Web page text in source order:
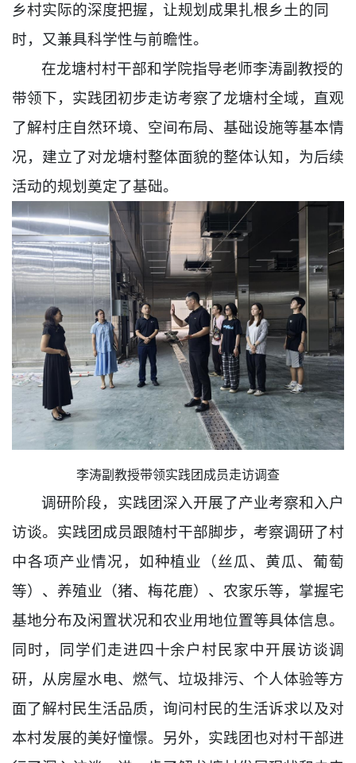
乡村实际的深度把握，让规划成果扎根乡土的同
时，又兼具科学性与前瞻性。
在龙塘村村干部和学院指导老师李涛副教授的
带领下，实践团初步走访考察了龙塘村全域，直观
了解村庄自然环境、空间布局、基础设施等基本情
况，建立了对龙塘村整体面貌的整体认知，为后续
活动的规划奠定了基础。
李涛副教授带领实践团成员走访调查
调研阶段，实践团深入开展了产业考察和入户
访谈。实践团成员跟随村干部脚步，考察调研了村
中各项产业情况，如种植业（丝瓜、黄瓜、葡萄
等）、养殖业（猪、梅花鹿）、农家乐等，掌握宅
基地分布及闲置状况和农业用地位置等具体信息。
同时，同学们走进四十余户村民家中开展访谈调
研，从房屋水电、燃气、垃圾排污、个人体验等方
面了解村民生活品质，询问村民的生活诉求以及对
本村发展的美好憧憬。另外，实践团也对村干部进